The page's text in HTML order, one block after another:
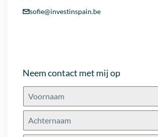
sofie@investinspain.be
Neem contact met mij op